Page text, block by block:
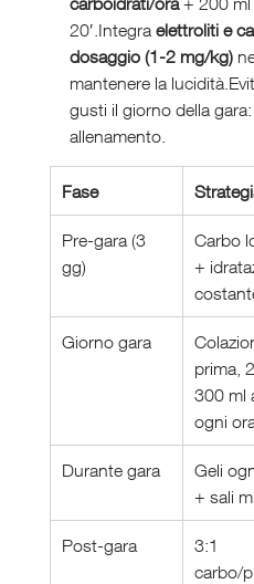
20′.Integra elettroliti e
dosaggio (1-2 mg/kg)
mantenere la
gusti il giorno della
allenamento.
Fase
Pre-gara (3
gg)
Carbo
+
Giorno gara
prima,
300 ml
ogni
Durante gara
Geli
+ sali
Post-gara
3:1
carbo/